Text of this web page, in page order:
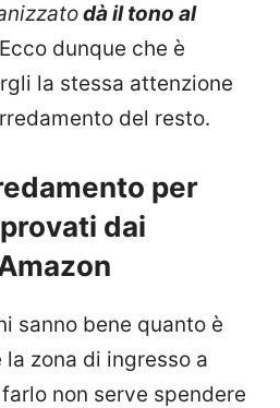
dà il tono al
Ecco dunque che è
la stessa attenzione
del resto.
per
dai
sanno bene quanto è
zona di ingresso a
non serve spendere